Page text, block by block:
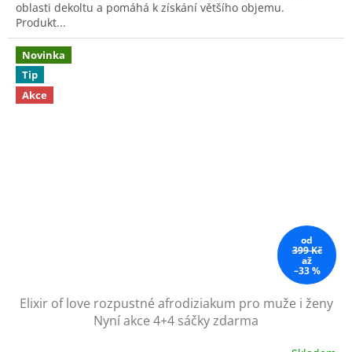
hvězdiček.
oblasti dekoltu a pomáhá k získání většího objemu.
Produkt...
Novinka
Tip
Akce
od
399 Kč
až
–33 %
Elixir of love rozpustné afrodiziakum pro muže i ženy
Nyní akce 4+4 sáčky zdarma